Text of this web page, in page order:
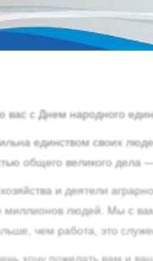
вас с Днем народного
единством своих
общего великого дела
и деятели
миллионов людей. Мы с
чем работа, это